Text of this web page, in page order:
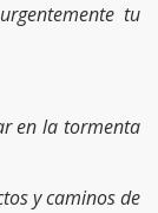
tu
en la tormenta
y caminos de